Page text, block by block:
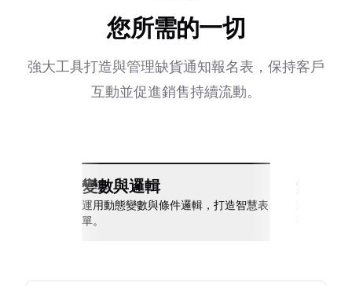
您所需的一切
強大工具打造與管理缺貨通知報名表，保持客戶
互動並促進銷售持續流動。
變數與邏輯
運用動態變數與條件邏輯，打造智慧表
單。